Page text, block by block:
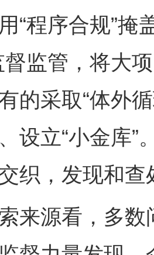
“程序合规”掩
督监管，将大
的采取“体外
设立“小金库
织，发现和查
源看，多数